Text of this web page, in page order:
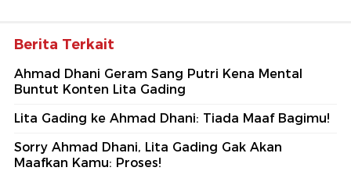
Berita Terkait
Ahmad Dhani Geram Sang Putri Kena Mental
Buntut Konten Lita Gading
Lita Gading ke Ahmad Dhani: Tiada Maaf Bagimu!
Sorry Ahmad Dhani, Lita Gading Gak Akan
Maafkan Kamu: Proses!